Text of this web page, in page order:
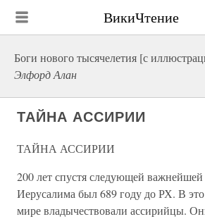
ВикиЧтение
Боги нового тысячелетия [с
Элфорд Алан
ТАЙНА АССИРИИ
ТАЙНА АССИРИИ
200 лет спустя следующей важнейшей
Иерусалима был 689 году до РХ. В
мире владычествовали ассирийцы.